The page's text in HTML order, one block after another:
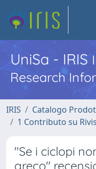
UniSa - IRIS
Research
IRIS
Catalogo
1 Contributo su
"Se i ciclopi
greco"